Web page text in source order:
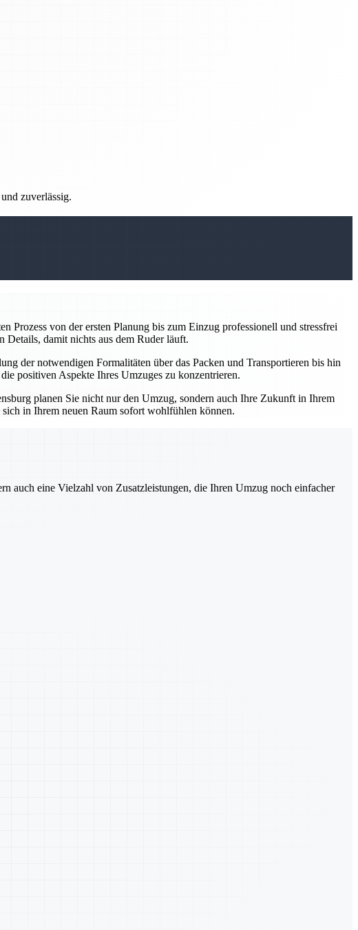
zuverlässig.
Prozess von der ersten Planung bis zum Einzug professionell und stressfrei
Details, damit nichts aus dem Ruder läuft.
der notwendigen Formalitäten über das Packen und Transportieren bis hin
positiven Aspekte Ihres Umzuges zu konzentrieren.
planen Sie nicht nur den Umzug, sondern auch Ihre Zukunft in Ihrem
in Ihrem neuen Raum sofort wohlfühlen können.
auch eine Vielzahl von Zusatzleistungen, die Ihren Umzug noch einfacher